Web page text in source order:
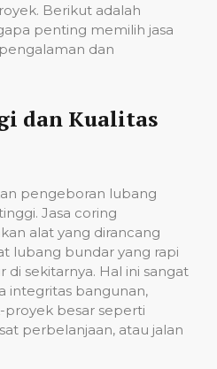
Berikut adalah
penting memilih jasa
dan
dan Kualitas
pengeboran lubang
Jasa coring
alat yang dirancang
lubang bundar yang rapi
sekitarnya. Hal ini sangat
integritas bangunan,
besar seperti
perbelanjaan, atau jalan